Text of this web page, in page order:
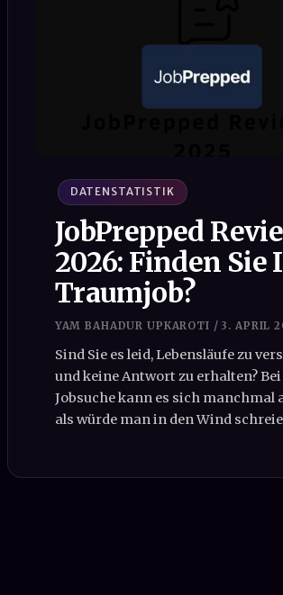
DATENSTATISTIK
JobPrepped
2026: Finden Sie
Traumjob?
YAM BAHADUR UPKAROTI / 3. APRIL
Sind Sie es leid, Lebensläufe zu
und keine Antwort zu erhalten?
Jobsuche kann es sich manchmal
als würde man in den Wind